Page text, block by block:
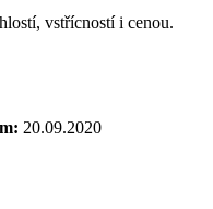
vstřícností i cenou.
20.09.2020